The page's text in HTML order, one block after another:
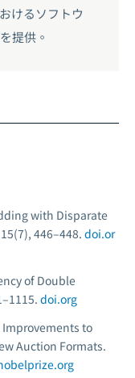
けるソフトウ
提供。
with Disparate
(7), 446–448. doi.or
of Double
doi.org
Improvements to
Auction Formats.